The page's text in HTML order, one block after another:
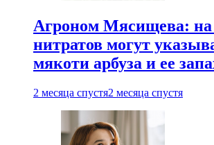
Агроном Мясищева: на
нитратов могут
мякоти арбуза и ее
2 месяца спустя2 месяца спустя